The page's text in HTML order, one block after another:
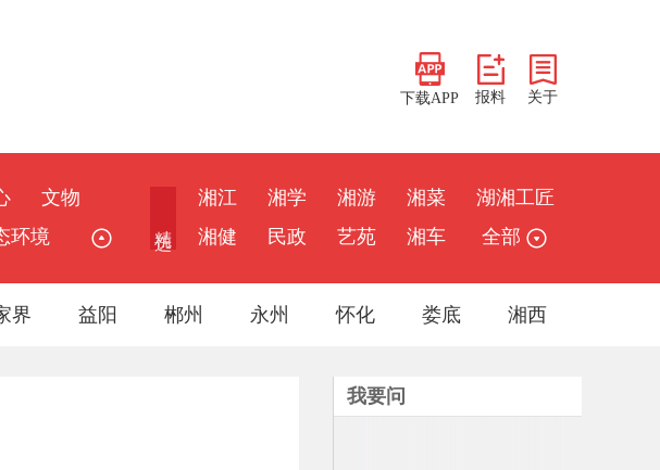
下载APP 报料 关于
文物
环境
湘江 湘学 湘游 湘菜
湖湘工匠
湘健
民政 艺苑 湘车 全部
界 益阳 郴州 永州 怀化 娄底 湘西
我要问